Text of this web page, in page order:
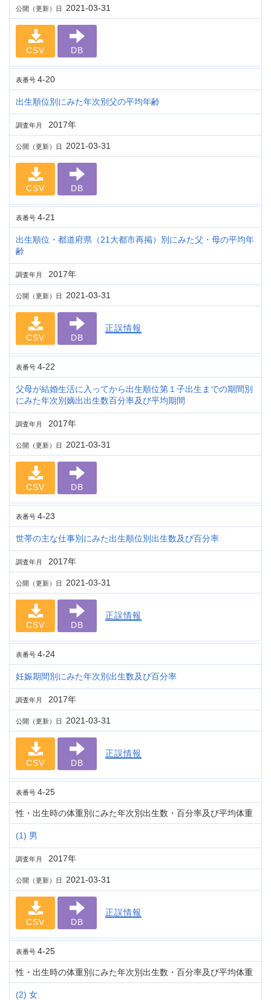
公開（更新）日 2021-03-31
CSV DB
表番号 4-20
出生順位別にみた年次別父の平均年齢
調査年月 2017年
公開（更新）日 2021-03-31
CSV DB
表番号 4-21
出生順位・都道府県（21大都市再掲）別にみた父・母の平均年
齢
調査年月 2017年
公開（更新）日 2021-03-31
CSV DB
正誤情報
表番号 4-22
父母が結婚生活に入ってから出生順位第１子出生までの期間別
にみた年次別嫡出出生数百分率及び平均期間
調査年月 2017年
公開（更新）日 2021-03-31
CSV DB
表番号 4-23
世帯の主な仕事別にみた出生順位別出生数及び百分率
調査年月 2017年
公開（更新）日 2021-03-31
CSV DB
正誤情報
表番号 4-24
妊娠期間別にみた年次別出生数及び百分率
調査年月 2017年
公開（更新）日 2021-03-31
CSV DB
正誤情報
表番号 4-25
性・出生時の体重別にみた年次別出生数・百分率及び平均体重
(1) 男
調査年月 2017年
公開（更新）日 2021-03-31
CSV DB
正誤情報
表番号 4-25
性・出生時の体重別にみた年次別出生数・百分率及び平均体重
(2) 女